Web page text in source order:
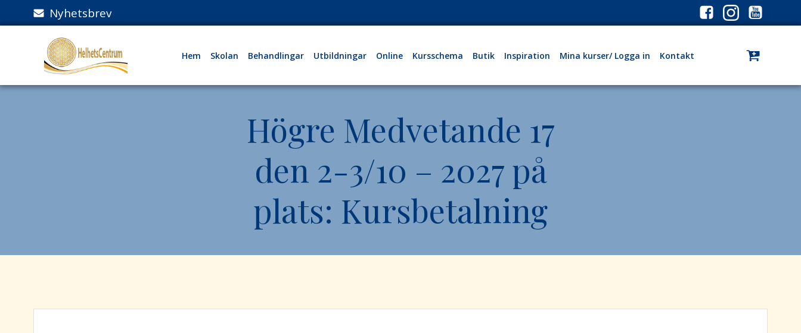
till
Nyhetsbrev
Hem Skolan Behandlingar Utbildningar Online Kursschema Butik Inspiration Mina kurser/ Logga in Kontakt
Högre Medvetande 17
den 2-3/10 – 2027 på
plats: Kursbetalning